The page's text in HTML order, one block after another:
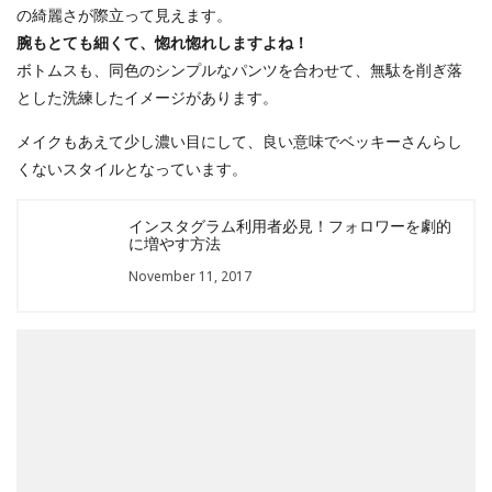
の綺麗さが際立って見えます。
腕もとても細くて、惚れ惚れしますよね！
ボトムスも、同色のシンプルなパンツを合わせて、無駄を削ぎ落
とした洗練したイメージがあります。
メイクもあえて少し濃い目にして、良い意味でベッキーさんらし
くないスタイルとなっています。
インスタグラム利用者必見！フォロワーを劇的
に増やす方法
November 11, 2017